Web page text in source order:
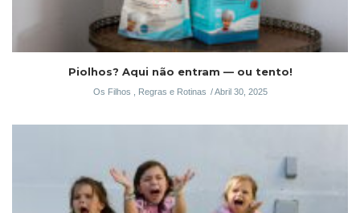
Piolhos? Aqui não entram — ou tento!
Os Filhos Regras e Rotinas Abril 30, 2025